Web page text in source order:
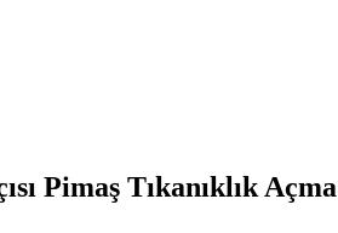
Pimaş Tıkanıklık Açma